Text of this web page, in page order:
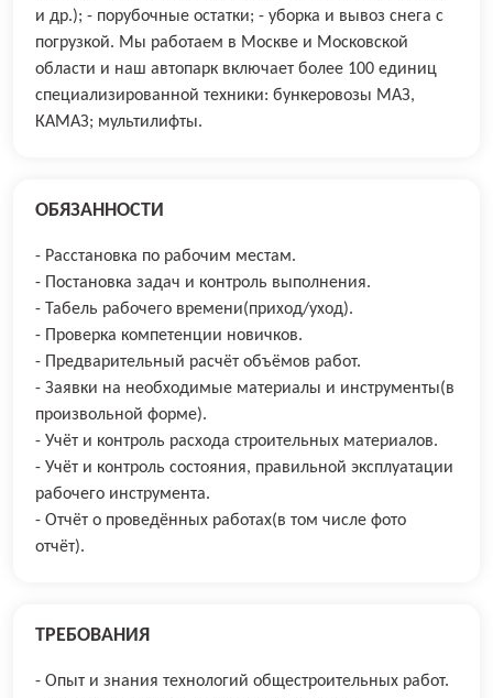
и др.); - порубочные остатки; - уборка и вывоз снега с
погрузкой. Мы работаем в Москве и Московской
области и наш автопарк включает более 100 единиц
специализированной техники: бункеровозы МАЗ,
КАМАЗ; мультилифты.
ОБЯЗАННОСТИ
- Расстановка по рабочим местам.
- Постановка задач и контроль выполнения.
- Табель рабочего времени(приход/уход).
- Проверка компетенции новичков.
- Предварительный расчёт объёмов работ.
- Заявки на необходимые материалы и инструменты(в
произвольной форме).
- Учёт и контроль расхода строительных материалов.
- Учёт и контроль состояния, правильной эксплуатации
рабочего инструмента.
- Отчёт о проведённых работах(в том числе фото
отчёт).
ТРЕБОВАНИЯ
- Опыт и знания технологий общестроительных работ.